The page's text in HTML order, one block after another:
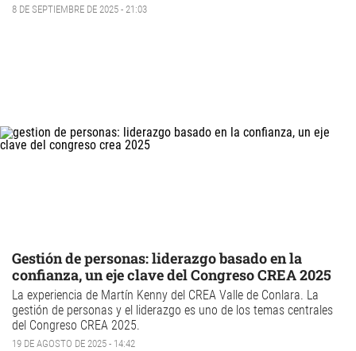
8 DE SEPTIEMBRE DE 2025 - 21:03
Gestión de personas: liderazgo basado en la
confianza, un eje clave del Congreso CREA 2025
La experiencia de Martín Kenny del CREA Valle de Conlara. La
gestión de personas y el liderazgo es uno de los temas centrales
del Congreso CREA 2025.
19 DE AGOSTO DE 2025 - 14:42